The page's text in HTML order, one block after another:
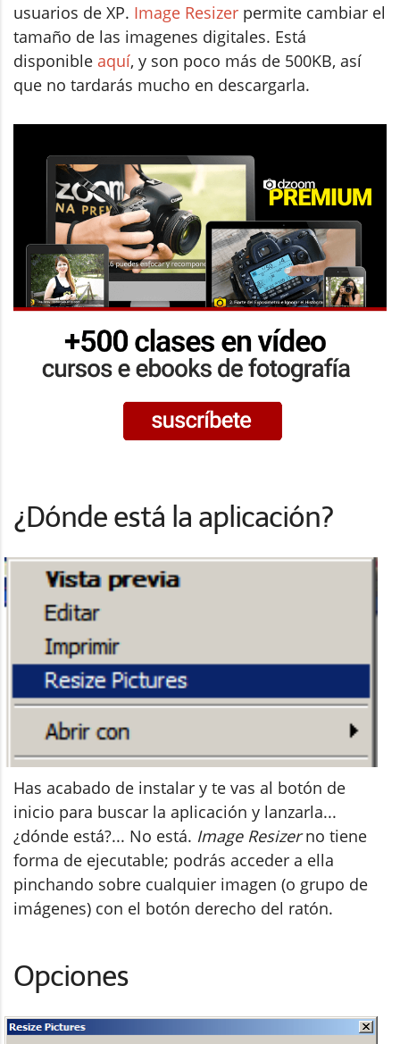
usuarios de XP. Image Resizer permite cambiar el
tamaño de las imagenes digitales. Está
disponible aquí, y son poco más de 500KB, así
que no tardarás mucho en descargarla.
¿Dónde está la aplicación?
Has acabado de instalar y te vas al botón de
inicio para buscar la aplicación y lanzarla...
¿dónde está?... No está. Image Resizerno tiene
forma de ejecutable; podrás acceder a ella
pinchando sobre cualquier imagen (o grupo de
imágenes) con el botón derecho del ratón.
Opciones